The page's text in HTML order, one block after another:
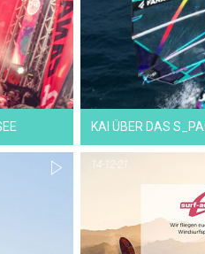
21-
KAI ÜBER DAS
14-12-21